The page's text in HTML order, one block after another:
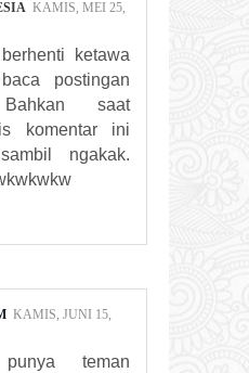
KAMIS, MEI 25,
ketawa
postingan
saat
komentar ini
ngakak.
KAMIS, JUNI 15,
teman